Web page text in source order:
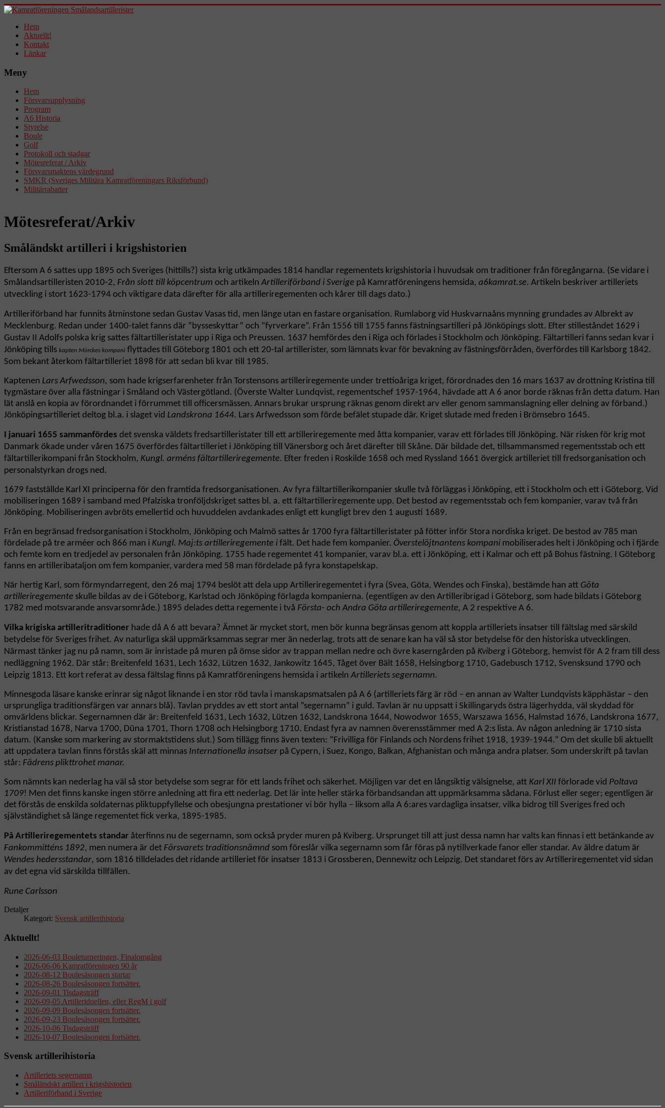
Hem
Aktuellt!
Kontakt
Länkar
Meny
Hem
Försvarsupplysning
Program
A6 Historia
Styrelse
Boule
Golf
Protokoll och stadgar
Mötesreferat / Arkiv
Försvarsmaktens värdegrund
SMKR (Sveriges Militära Kamratföreningars Riksförbund)
Militärrabatter
Mötesreferat/Arkiv
Småländskt artilleri i krigshistorien
Eftersom A 6 sattes upp 1895 och Sveriges (hittills?) sista krig utkämpades 1814 handlar regementets krigshistoria i huvudsak om traditioner från föregångarna. (Se vidare i
Smålandsartilleristen 2010-2, Från slott till köpcentrum och artikelnArtilleriförband i Sverige på Kamratföreningens hemsida, a6kamrat.se. Artikeln beskriver artilleriets
utveckling i stort 1623-1794 och viktigare data därefter för alla artilleriregementen och kårer till dags dato.)
Artilleriförband har funnits åtminstone sedan Gustav Vasas tid, men länge utan en fastare organisation. Rumlaborg vid Huskvarnaåns mynning grundades av Albrekt av
Mecklenburg. Redan under 1400-talet fanns där ”bysseskyttar” och ”fyrverkare”. Från 1556 till 1755 fanns fästningsartilleri på Jönköpings slott. Efter stilleståndet 1629 i
Gustav II Adolfs polska krig sattes fältartilleristater upp i Riga och Preussen. 1637 hemfördes den i Riga och förlades i Stockholm och Jönköping. Fältartilleri fanns sedan kvar i
Jönköping tills kapten Mörckes kompani flyttades till Göteborg 1801 och ett 20-tal artillerister, som lämnats kvar för bevakning av fästningsförråden, överfördes till Karlsborg 1842.
Som bekant återkom fältartilleriet 1898 för att sedan bli kvar till 1985.
Kaptenen Lars Arfwedsson, som hade krigserfarenheter från Torstensons artilleriregemente under trettioåriga kriget, förordnades den 16 mars 1637 av drottning Kristina till
tygmästare över alla fästningar i Småland och Västergötland. (Överste Walter Lundqvist, regementschef 1957-1964, hävdade att A 6 anor borde räknas från detta datum. Han
lät anslå en kopia av förordnandet i förrummet till officersmässen. Annars brukar ursprung räknas genom direkt arv eller genom sammanslagning eller delning av förband.)
Jönköpingsartilleriet deltog bl.a. i slaget vid Landskrona 1644. Lars Arfwedsson som förde befälet stupade där. Kriget slutade med freden i Brömsebro 1645.
I januari 1655 sammanfördes det svenska väldets fredsartilleristater till ett artilleriregemente med åtta kompanier, varav ett förlades till Jönköping. När risken för krig mot
Danmark ökade under våren 1675 överfördes fältartilleriet i Jönköping till Vänersborg och året därefter till Skåne. Där bildade det, tillsammansmed regementsstab och ett
fältartillerikompani från Stockholm, Kungl. arméns fältartilleriregemente. Efter freden i Roskilde 1658 och med Ryssland 1661 övergick artilleriet till fredsorganisation och
personalstyrkan drogs ned.
1679 fastställde Karl XI principerna för den framtida fredsorganisationen. Av fyra fältartillerikompanier skulle två förläggas i Jönköping, ett i Stockholm och ett i Göteborg. Vid
mobiliseringen 1689 i samband med Pfalziska tronföljdskriget sattes bl. a. ett fältartilleriregemente upp. Det bestod av regementsstab och fem kompanier, varav två från
Jönköping. Mobiliseringen avbröts emellertid och huvuddelen avdankades enligt ett kungligt brev den 1 augusti 1689.
Från en begränsad fredsorganisation i Stockholm, Jönköping och Malmö sattes år 1700 fyra fältartilleristater på fötter inför Stora nordiska kriget. De bestod av 785 man
fördelade på tre arméer och 866 man i Kungl. Maj:ts artilleriregemente i fält. Det hade fem kompanier. Överstelöjtnantens kompani mobiliserades helt i Jönköping och i fjärde
och femte kom en tredjedel av personalen från Jönköping. 1755 hade regementet 41 kompanier, varav bl.a. ett i Jönköping, ett i Kalmar och ett på Bohus fästning. I Göteborg
fanns en artilleribataljon om fem kompanier, vardera med 58 man fördelade på fyra konstapelskap.
När hertig Karl, som förmyndarregent, den 26 maj 1794 beslöt att dela upp Artilleriregementet i fyra (Svea, Göta, Wendes och Finska), bestämde han att Göta
artilleriregemente skulle bildas av de i Göteborg, Karlstad och Jönköping förlagda kompanierna. (egentligen av den Artilleribrigad i Göteborg, som hade bildats i Göteborg
1782 med motsvarande ansvarsområde.) 1895 delades detta regemente i två Första- och Andra Göta artilleriregemente, A 2 respektive A 6.
Vilka krigiska artilleritraditioner hade då A 6 att bevara? Ämnet är mycket stort, men bör kunna begränsas genom att koppla artilleriets insatser till fältslag med särskild
betydelse för Sveriges frihet. Av naturliga skäl uppmärksammas segrar mer än nederlag, trots att de senare kan ha väl så stor betydelse för den historiska utvecklingen.
Närmast tänker jag nu på namn, som är inristade på muren på ömse sidor av trappan mellan nedre och övre kaserngården på Kviberg i Göteborg, hemvist för A 2 fram till dess
nedläggning 1962. Där står: Breitenfeld 1631, Lech 1632, Lützen 1632, Jankowitz 1645, Tåget över Bält 1658, Helsingborg 1710, Gadebusch 1712, Svensksund 1790 och
Leipzig 1813. Ett kort referat av dessa fältslag finns på Kamratföreningens hemsida i artikelnArtilleriets segernamn.
Minnesgoda läsare kanske erinrar sig något liknande i en stor röd tavla i manskapsmatsalen på A 6 (artilleriets färg är röd – en annan av Walter Lundqvists käpphästar – den
ursprungliga traditionsfärgen var annars blå). Tavlan pryddes av ett stort antal ”segernamn” i guld. Tavlan är nu uppsatt i Skillingaryds östra lägerhydda, väl skyddad för
omvärldens blickar. Segernamnen där är: Breitenfeld 1631, Lech 1632, Lützen 1632, Landskrona 1644, Nowodwor 1655, Warszawa 1656, Halmstad 1676, Landskrona 1677,
Kristianstad 1678, Narva 1700, Düna 1701, Thorn 1708 och Helsingborg 1710. Endast fyra av namnen överensstämmer med A 2:s lista. Av någon anledning är 1710 sista
datum. (Kanske som markering av stormaktstidens slut.) Som tillägg finns även texten: ”Frivilliga för Finlands och Nordens frihet 1918, 1939-1944.” Om det skulle bli aktuellt
att uppdatera tavlan finns förstås skäl att minnas Internationella insatser på Cypern, i Suez, Kongo, Balkan, Afghanistan och många andra platser. Som underskrift på tavlan
står: Fädrens plikttrohet manar.
Som nämnts kan nederlag ha väl så stor betydelse som segrar för ett lands frihet och säkerhet. Möjligen var det en långsiktig välsignelse, att Karl XII förlorade vid Poltava
1709! Men det finns kanske ingen större anledning att fira ett nederlag. Det lär inte heller stärka förbandsandan att uppmärksamma sådana. Förlust eller seger; egentligen är
det förstås de enskilda soldaternas pliktuppfyllelse och obesjungna prestationer vi bör hylla – liksom alla A 6:ares vardagliga insatser, vilka bidrog till Sveriges fred och
självständighet så länge regementet fick verka, 1895-1985.
På Artilleriregementets standar återfinns nu de segernamn, som också pryder muren på Kviberg. Ursprunget till att just dessa namn har valts kan finnas i ett betänkande av
Fankommitténs 1892, men numera är det Försvarets traditionsnämnd som föreslår vilka segernamn som får föras på nytillverkade fanor eller standar. Av äldre datum är
Wendes hedersstandar, som 1816 tilldelades det ridande artilleriet för insatser 1813 i Grossberen, Dennewitz och Leipzig. Det standaret förs av Artilleriregementet vid sidan
av det egna vid särskilda tillfällen.
Rune Carlsson
Detaljer
Kategori: Svensk artillerihistoria
Aktuellt!
2026-06-03 Bouleturneringen, Finalomgång
2026-06-06 Kamratföreningen 90 år
2026-08-12 Boulesäsongen startar
2026-08-26 Boulesäsongen fortsätter.
2026-09-01 Tisdagsträff
2026-09-05 Artilleriduellen, eller RegM i golf
2026-09-09 Boulesäsongen fortsätter.
2026-09-23 Boulesäsongen fortsätter.
2026-10-06 Tisdagsträff
2026-10-07 Boulesäsongen fortsätter.
Svensk artillerihistoria
Artilleriets segernamn
Småländskt artilleri i krigshistorien
Artilleriförband i Sverige